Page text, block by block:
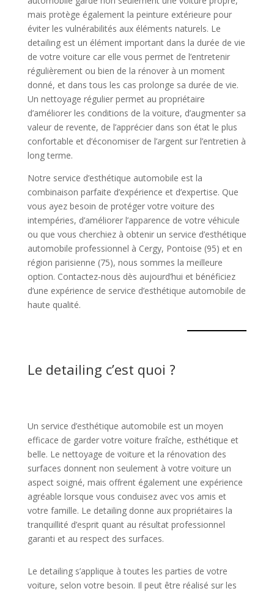
mais protège également la peinture extérieure pour
éviter les vulnérabilités aux éléments naturels. Le
detailing est un élément important dans la durée de vie
de votre voiture car elle vous permet de l’entretenir
régulièrement ou bien de la rénover à un moment
donné, et dans tous les cas prolonge sa durée de vie.
Un nettoyage régulier permet au propriétaire
d’améliorer les conditions de la voiture, d’augmenter sa
valeur de revente, de l’apprécier dans son état le plus
confortable et d’économiser de l’argent sur l’entretien à
long terme.
Notre service d’esthétique automobile est la
combinaison parfaite d’expérience et d’expertise. Que
vous ayez besoin de protéger votre voiture des
intempéries, d’améliorer l’apparence de votre véhicule
ou que vous cherchiez à obtenir un service d’esthétique
automobile professionnel à Cergy, Pontoise (95) et en
région parisienne (75), nous sommes la meilleure
option. Contactez-nous dès aujourd’hui et bénéficiez
d’une expérience de service d’esthétique automobile de
haute qualité.
Le detailing c’est quoi ?
Un service d’esthétique automobile est un moyen
efficace de garder votre voiture fraîche, esthétique et
belle. Le nettoyage de voiture et la rénovation des
surfaces donnent non seulement à votre voiture un
aspect soigné, mais offrent également une expérience
agréable lorsque vous conduisez avec vos amis et
votre famille. Le detailing donne aux propriétaires la
tranquillité d’esprit quant au résultat professionnel
garanti et au respect des surfaces.
Le detailing s’applique à toutes les parties de votre
voiture, selon votre besoin. Il peut être réalisé sur les